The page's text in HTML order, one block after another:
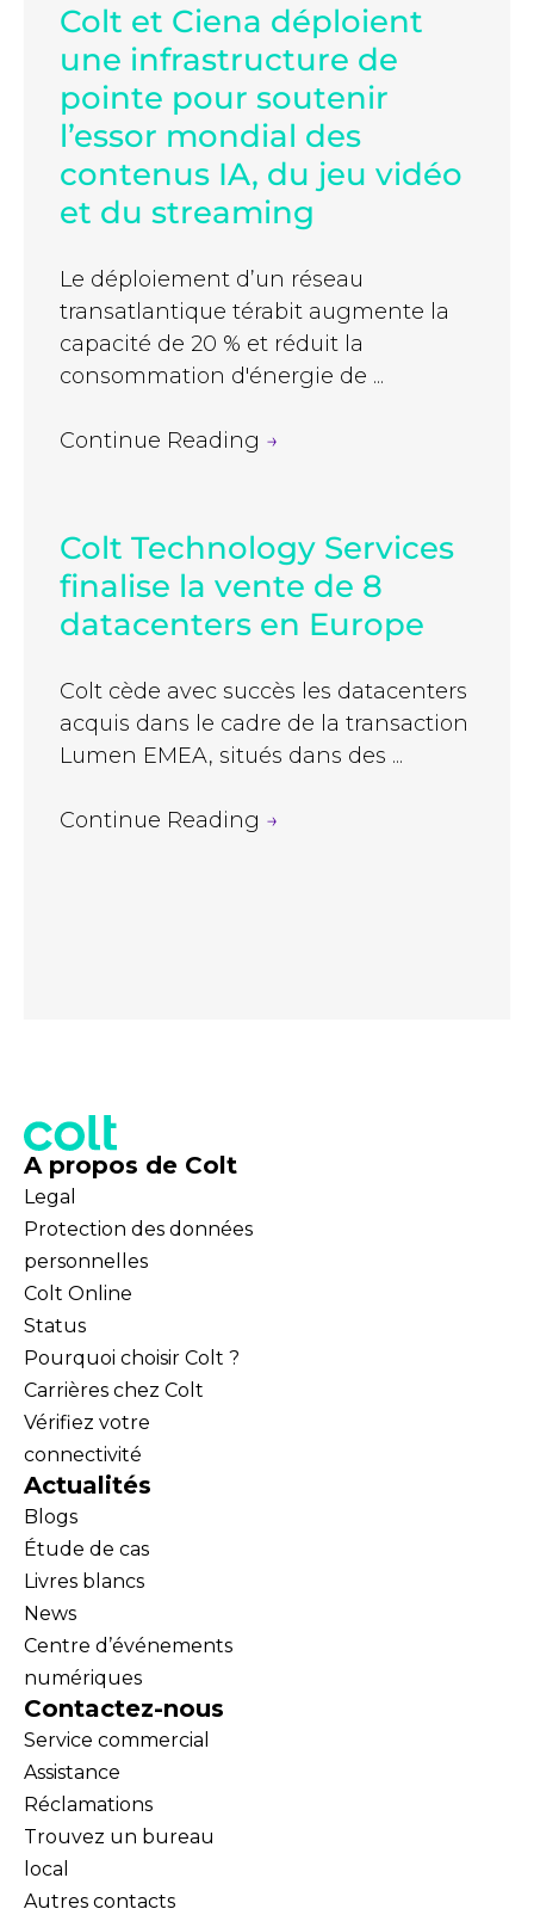
Colt et Ciena déploient
une infrastructure de
pointe pour soutenir
l’essor mondial des
contenus IA, du jeu vidéo
et du streaming
Le déploiement d’un réseau
transatlantique térabit augmente la
capacité de 20 % et réduit la
consommation d'énergie de ...
Continue Reading →
Colt Technology Services
finalise la vente de 8
datacenters en Europe
Colt cède avec succès les datacenters
acquis dans le cadre de la transaction
Lumen EMEA, situés dans des ...
Continue Reading →
A propos de Colt
Legal
Protection des données
personnelles
Colt Online
Status
Pourquoi choisir Colt ?
Carrières chez Colt
Vérifiez votre
connectivité
Actualités
Blogs
Étude de cas
Livres blancs
News
Centre d’événements
numériques
Contactez-nous
Service commercial
Assistance
Réclamations
Trouvez un bureau
local
Autres contacts